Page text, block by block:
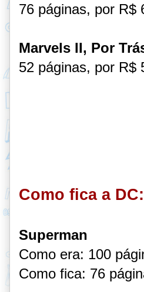
76 páginas, por R$
Marvels II, Por
52 páginas, por R$
Como fica a DC:
Superman
Como era: 100
Como fica: 76